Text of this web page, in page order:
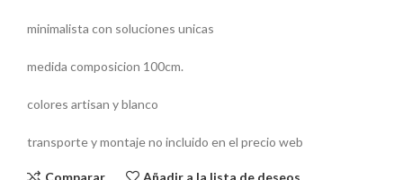
minimalista con soluciones unicas
medida composicion 100cm.
colores artisan y blanco
transporte y montaje no incluido en el precio web
Comparar Añadir a la lista de deseos